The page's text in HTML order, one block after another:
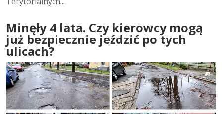
Minęły 4 lata. Czy kierowcy mogą
już bezpiecznie jeździć po tych
ulicach?